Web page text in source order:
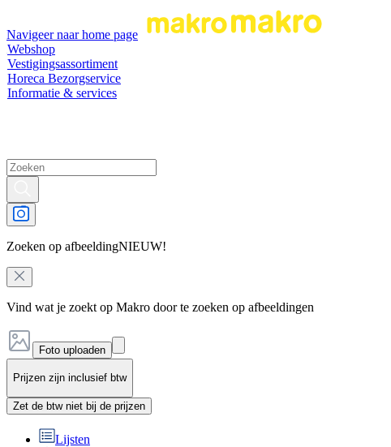
Navigeer naar home page
Webshop
Vestigingsassortiment
Horeca Bezorgservice
Informatie & services
Zoeken op afbeeldingNIEUW!
Vind wat je zoekt op Makro door te zoeken op afbeeldingen
Foto uploaden
Prijzen zijn inclusief btw
Zet de btw niet bij de prijzen
Lijsten